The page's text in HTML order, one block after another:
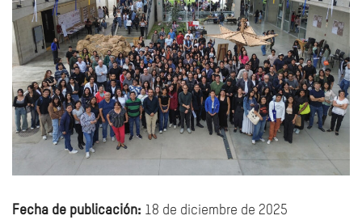
Fecha de publicación: 18 de diciembre de 2025